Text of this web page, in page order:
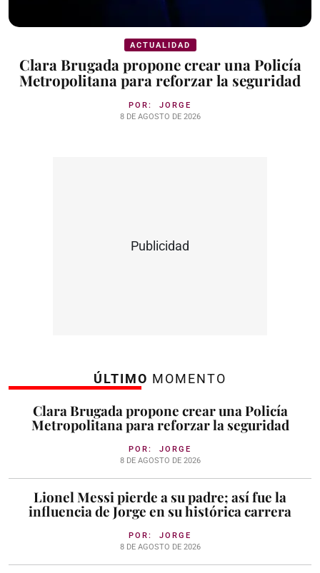
ACTUALIDAD
Clara Brugada propone crear una Policía
Metropolitana para reforzar la seguridad
POR: JORGE
8 DE AGOSTO DE 2026
Publicidad
ÚLTIMO MOMENTO
Clara Brugada propone crear una Policía
Metropolitana para reforzar la seguridad
POR: JORGE
8 DE AGOSTO DE 2026
Lionel Messi pierde a su padre; así fue la
influencia de Jorge en su histórica carrera
POR: JORGE
8 DE AGOSTO DE 2026